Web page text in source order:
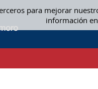
para mejorar
información